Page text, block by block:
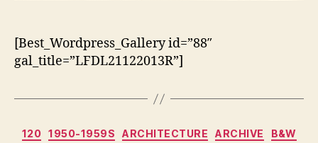
[Best_Wordpress_Gallery id=”88″
gal_title=”LFDL21122013R”]
Categorias
120 1950-1959S ARCHITECTURE ARCHIVE
B&W